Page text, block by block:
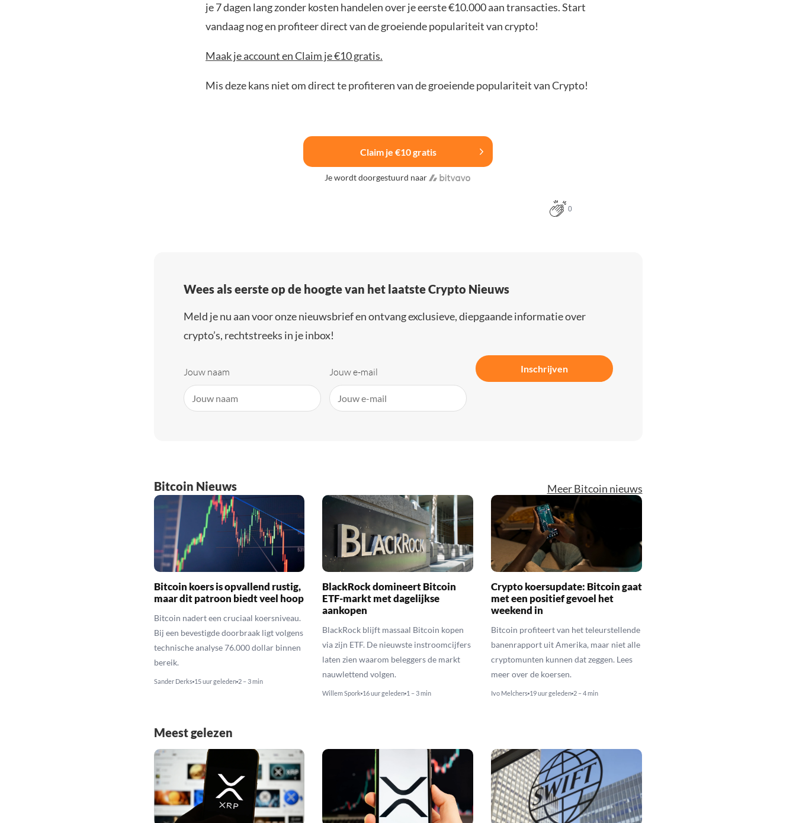
je 7 dagen lang zonder kosten handelen over je eerste €10.000 aan transacties. Start
vandaag nog en profiteer direct van de groeiende populariteit van crypto!
Maak je account en Claim je €10 gratis.
Mis deze kans niet om direct te profiteren van de groeiende populariteit van Crypto!
Claim je €10 gratis
Je wordt doorgestuurd naar
0
Wees als eerste op de hoogte van het laatste Crypto Nieuws
Meld je nu aan voor onze nieuwsbrief en ontvang exclusieve, diepgaande informatie over
crypto’s, rechtstreeks in je inbox!
Jouw naam Jouw e-mail Inschrijven
Bitcoin Nieuws Meer Bitcoin nieuws
Bitcoin koers is opvallend rustig,
maar dit patroon biedt veel hoop
Bitcoin nadert een cruciaal koersniveau.
Bij een bevestigde doorbraak ligt volgens
technische analyse 76.000 dollar binnen
bereik.
Sander Derks 15 uur geleden 2 – 3 min
BlackRock domineert Bitcoin
ETF-markt met dagelijkse
aankopen
BlackRock blijft massaal Bitcoin kopen
via zijn ETF. De nieuwste instroomcijfers
laten zien waarom beleggers de markt
nauwlettend volgen.
Willem Spork 16 uur geleden 1 – 3 min
Crypto koersupdate: Bitcoin gaat
met een positief gevoel het
weekend in
Bitcoin profiteert van het teleurstellende
banenrapport uit Amerika, maar niet alle
cryptomunten kunnen dat zeggen. Lees
meer over de koersen.
Ivo Melchers 19 uur geleden 2 – 4 min
Meest gelezen